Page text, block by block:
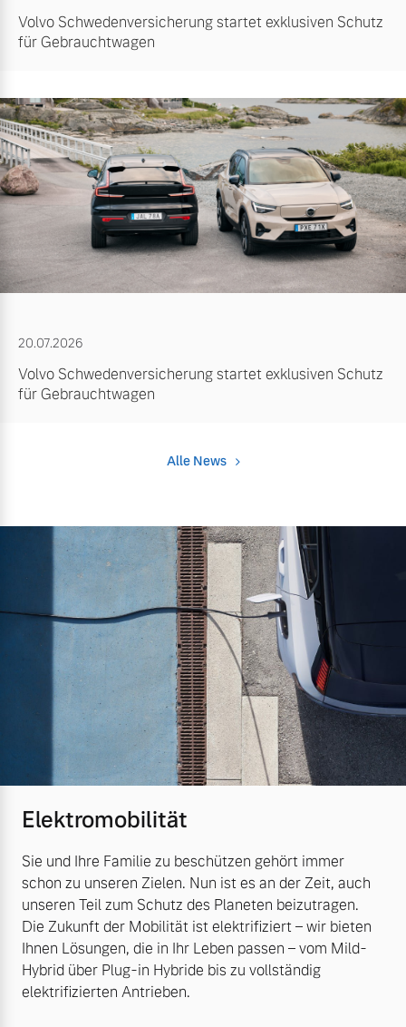
Volvo Schwedenversicherung startet exklusiven Schutz
für Gebrauchtwagen
20.07.2026
Volvo Schwedenversicherung startet exklusiven Schutz
für Gebrauchtwagen
Alle News
Elektromobilität
Sie und Ihre Familie zu beschützen gehört immer
schon zu unseren Zielen. Nun ist es an der Zeit, auch
unseren Teil zum Schutz des Planeten beizutragen.
Die Zukunft der Mobilität ist elektrifiziert – wir bieten
Ihnen Lösungen, die in Ihr Leben passen – vom Mild-
Hybrid über Plug-in Hybride bis zu vollständig
elektrifizierten Antrieben.